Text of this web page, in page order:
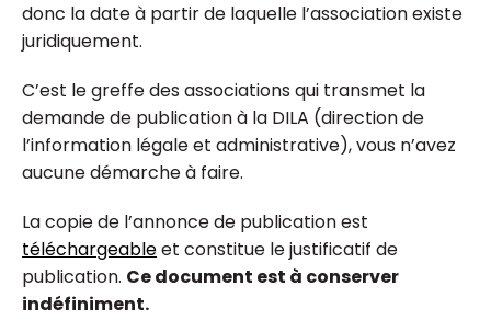
donc la date à partir de laquelle l’association existe
juridiquement.
C’est le greffe des associations qui transmet la
demande de publication à la DILA (direction de
l’information légale et administrative), vous n’avez
aucune démarche à faire.
La copie de l’annonce de publication est
téléchargeableet constitue le justificatif de
publication. Ce document est à conserver
indéfiniment.